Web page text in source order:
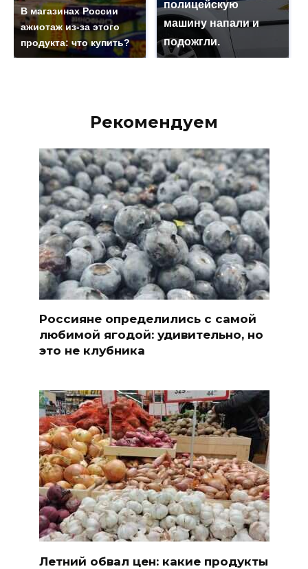
В магазинах России
ажиотаж из-за этого
продукта: что купить?
полицейскую
машину напали и
подожгли.
Рекомендуем
Россияне определились с самой
любимой ягодой: удивительно, но
это не клубника
Летний обвал цен: какие продукты